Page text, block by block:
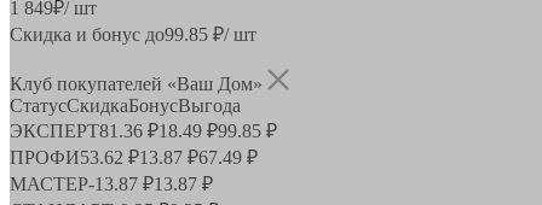
1 849₽/ шт
Скидка и бонус до99.85 ₽/ шт
Клуб покупателей «Ваш Дом»
СтатусСкидкаБонусВыгода
ЭКСПЕРТ81.36 ₽18.49 ₽99.85 ₽
ПРОФИ53.62 ₽13.87 ₽67.49 ₽
МАСТЕР-13.87 ₽13.87 ₽